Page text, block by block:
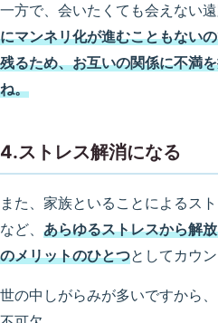
一方で、会いたくても会えない遠
にマンネリ化が進むこともない
残るため、お互いの関係に不満
ね。
4.ストレス解消になる
また、家族といることによるス
など、 あらゆるストレスから解
のメリットのひとつとしてカウ
世の中しがらみが多いですから